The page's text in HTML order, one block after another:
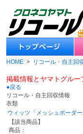
HOME > リコール・自主回
掲載情報とヤマトグル
●戻る
リコール・自主回収情報
衣類
ウィッツ「メッシュポーダ
【該当商品】
商品：